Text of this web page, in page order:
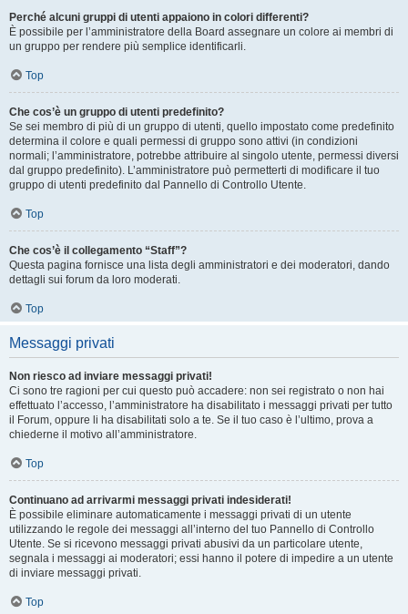
Perché alcuni gruppi di utenti appaiono in colori differenti?
È possibile per l’amministratore della Board assegnare un colore ai membri di
un gruppo per rendere più semplice identificarli.
Top
Che cos’è un gruppo di utenti predefinito?
Se sei membro di più di un gruppo di utenti, quello impostato come predefinito
determina il colore e quali permessi di gruppo sono attivi (in condizioni
normali; l’amministratore, potrebbe attribuire al singolo utente, permessi diversi
dal gruppo predefinito). L’amministratore può permetterti di modificare il tuo
gruppo di utenti predefinito dal Pannello di Controllo Utente.
Top
Che cos’è il collegamento “Staff”?
Questa pagina fornisce una lista degli amministratori e dei moderatori, dando
dettagli sui forum da loro moderati.
Top
Messaggi privati
Non riesco ad inviare messaggi privati!
Ci sono tre ragioni per cui questo può accadere: non sei registrato o non hai
effettuato l’accesso, l’amministratore ha disabilitato i messaggi privati per tutto
il Forum, oppure li ha disabilitati solo a te. Se il tuo caso è l’ultimo, prova a
chiederne il motivo all’amministratore.
Top
Continuano ad arrivarmi messaggi privati indesiderati!
È possibile eliminare automaticamente i messaggi privati ​​di un utente
utilizzando le regole dei messaggi all’interno del tuo Pannello di Controllo
Utente. Se si ricevono messaggi privati ​​abusivi da un particolare utente,
segnala i messaggi ai moderatori; essi hanno il potere di impedire a un utente
di inviare messaggi privati​​.
Top